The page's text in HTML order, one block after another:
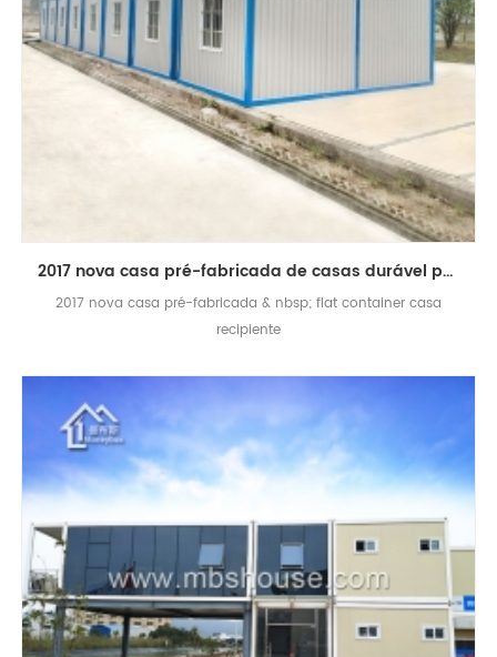
2017 nova casa pré-fabricada de casas durável prefab plana pacote casa recipiente design
2017 nova casa pré-fabricada & nbsp; flat container casa
recipiente